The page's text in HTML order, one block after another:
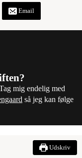
Email
mig endelig med
så jeg kan følge
Udskriv